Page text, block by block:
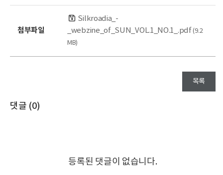
첨부파일
Silkroadia_-
_webzine_of_SUN_VOL.1_NO.1_.pdf(9.2
MB)
목록
댓글 (0)
등록된 댓글이 없습니다.